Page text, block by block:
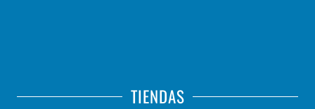
TIENDAS